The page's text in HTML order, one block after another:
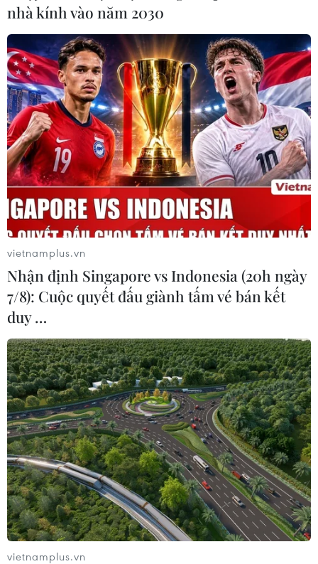
Máy tạo ẩm Beurer LB44 (giá tham khảo 1.795.500 đồng)
nhà kính vào năm 2030
vietnamplus.vn
Nhận định Singapore vs Indonesia (20h ngày
7/8): Cuộc quyết đấu giành tấm vé bán kết
duy …
vietnamplus.vn